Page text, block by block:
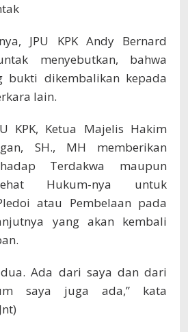
JPU KPK Andy Bernard
menyebutkan, bahwa
bukti dikembalikan kepada
lain.
KPK, Ketua Majelis Hakim
SH., MH memberikan
Terdakwa maupun
Hukum-nya untuk
atau Pembelaan pada
yang akan kembali
dua. Ada dari saya dan dari
saya juga ada,” kata